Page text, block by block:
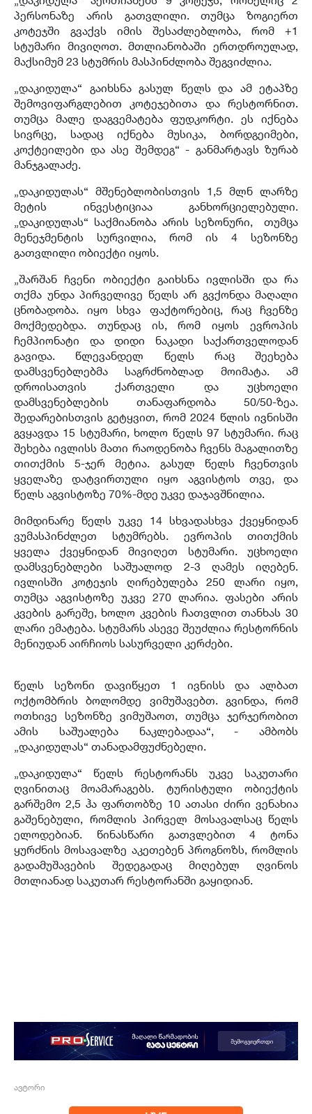
პერსონაზე არის გათვლილი. თუმცა ზოგიერთ
კოტეჯში გვაქვს იმის შესაძლებლობა, რომ +1
სტუმარი მივიღოთ. მთლიანობაში ერთდროულად,
მაქსიმუმ 23 სტუმრის მასპინძლობა შეგვიძლია.
„დაკიდულა“ გაიხსნა გასულ წელს და ამ ეტაპზე
შემოვიფარგლებით კოტეჯებითა და რესტორნით.
თუმცა მალე დაგვემატება ფუდკორტი. ეს იქნება
სივრცე, სადაც იქნება მუსიკა, ბორდგეიმები,
კოქტეილები და ასე შემდეგ“ - განმარტავს ზურაბ
მანჯგალაძე.
„დაკიდულას“ მშენებლობისთვის 1,5 მლნ ლარზე
მეტის ინვესტიციაა განხორციელებული.
„დაკიდულას“ საქმიანობა არის სეზონური, თუმცა
მენეჯმენტის სურვილია, რომ ის 4 სეზონზე
გათვლილი ობიექტი იყოს.
„შარშან ჩვენი ობიექტი გაიხსნა ივლისში და რა
თქმა უნდა პირველივე წელს არ გვქონდა მაღალი
ცნობადობა. იყო სხვა ფაქტორებიც, რაც ჩვენზე
მოქმედებდა. თუნდაც ის, რომ იყოს ევროპის
ჩემპიონატი და დიდი ნაკადი საქართველოდან
გავიდა. წლევანდელ წელს რაც შეეხება
დამსვენებლებმა საგრძნობლად მოიმატა. ამ
დროისათვის ქართველი და უცხოელი
დამსვენებლების თანაფარდობა 50/50-ზეა.
შედარებისთვის გეტყვით, რომ 2024 წლის ივნისში
გვყავდა 15 სტუმარი, ხოლო წელს 97 სტუმარი. რაც
შეხება ივლისს მათი რაოდენობა ჩვენს მაგალითზე
თითქმის 5-ჯერ მეტია. გასულ წელს ჩვენთვის
ყველაზე დატვირთული იყო აგვისტოს თვე, და
წელს აგვისტოზე 70%-მდე უკვე დაჯავშნილია.
მიმდინარე წელს უკვე 14 სხვადასხვა ქვეყნიდან
ვუმასპინძლეთ სტუმრებს. ევროპის თითქმის
ყველა ქვეყნიდან მივიღეთ სტუმარი. უცხოელი
დამსვენებლები საშუალოდ 2-3 ღამეს იღებენ.
ივლისში კოტეჯის ღირებულება 250 ლარი იყო,
თუმცა აგვისტოზე უკვე 270 ლარია. ფასები არის
კვების გარეშე, ხოლო კვების ჩათვლით თანხას 30
ლარი ემატება. სტუმარს ასევე შეუძლია რესტორნის
მენიუდან აირჩიოს სასურველი კერძები.
წელს სეზონი დავიწყეთ 1 ივნისს და ალბათ
ოქტომბრის ბოლომდე ვიმუშავებთ. გვინდა, რომ
ოთხივე სეზონზე ვიმუშაოთ, თუმცა ჯერჯერობით
ამის საშუალება ნაკლებადაა“, - ამბობს
„დაკიდულას“ თანადამფუძნებელი.
„დაკიდულა“ წელს რესტორანს უკვე საკუთარი
ღვინითაც მოამარაგებს. ტურისტული ობიექტის
გარშემო 2,5 ჰა ფართობზე 10 ათასი ძირი ვენახია
გაშენებული, რომლის პირველ მოსავალსაც წელს
ელოდებიან. წინასწარი გათვლებით 4 ტონა
ყურძნის მოსავალზე აკეთებენ პროგნოზს, რომლის
გადამუშავების შედეგადაც მიღებულ ღვინოს
მთლიანად საკუთარ რესტორანში გაყიდიან.
ავტორი